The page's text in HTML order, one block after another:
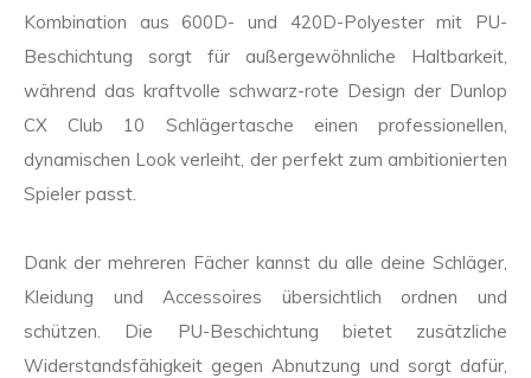
Kombination aus 600D- und 420D-Polyester mit PU-
Beschichtung sorgt für außergewöhnliche Haltbarkeit,
während das kraftvolle schwarz-rote Design der Dunlop
CX Club 10 Schlägertasche einen professionellen,
dynamischen Look verleiht, der perfekt zum ambitionierten
Spieler passt.
Dank der mehreren Fächer kannst du alle deine Schläger,
Kleidung und Accessoires übersichtlich ordnen und
schützen. Die PU-Beschichtung bietet zusätzliche
Widerstandsfähigkeit gegen Abnutzung und sorgt dafür,